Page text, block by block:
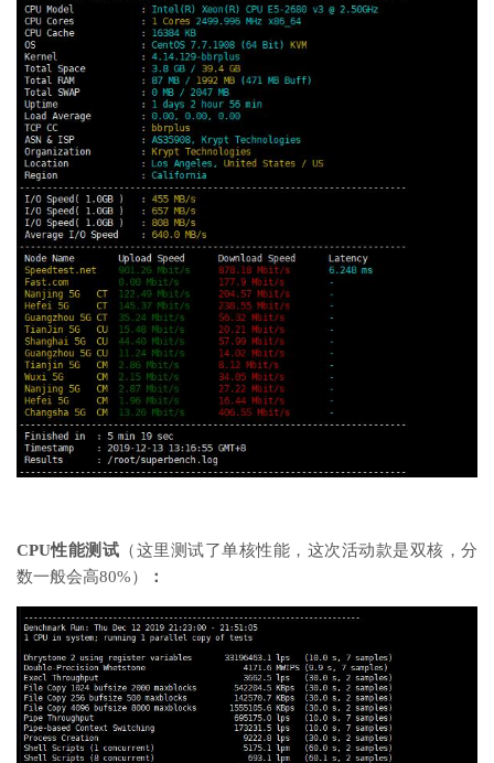
CPU性能测试 （这里测试了单核性能，这次活动款是双核，分
数一般会高80%）
：